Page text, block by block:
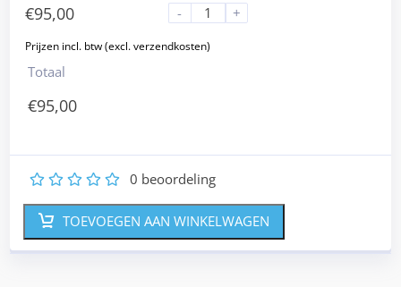
€95,00
-
+
Totaal
€95,00
5
4
3
2 0 beoordeling
TOEVOEGEN AAN WINKELWAGEN